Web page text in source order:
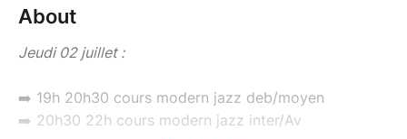
About
Jeudi 02 juillet :
➡️ 19h 20h30 cours modern jazz deb/moyen
➡️ 20h30 22h cours modern jazz inter/Av